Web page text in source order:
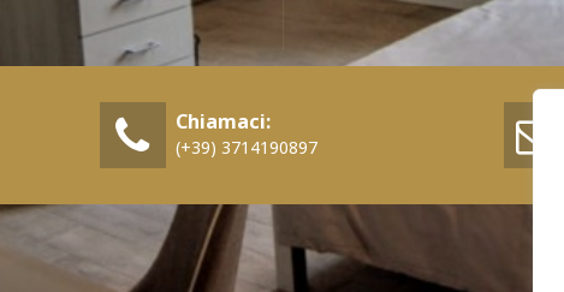
Chiamaci:
(+39) 3714190897